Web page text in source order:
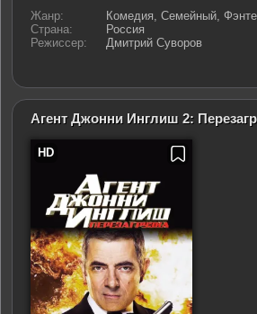
Жанр:
Комедия, Семейный,
Страна:
Россия
Режиссер:
Дмитрий Суворов
Агент Джонни Инглиш 2: